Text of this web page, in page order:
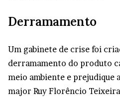
Derramamento
Um gabinete de crise foi
derramamento do produto
meio ambiente e prejudique
major Ruy Florêncio